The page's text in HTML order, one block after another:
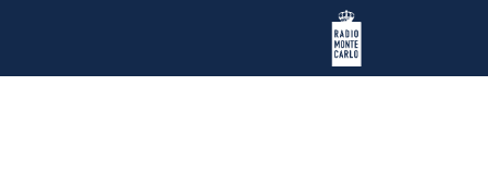
Radio Monte Carlo